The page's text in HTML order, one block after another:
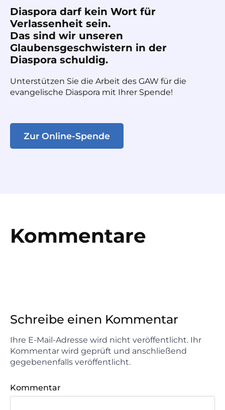
Diaspora darf kein Wort für
Verlassenheit sein.
Das sind wir unseren
Glaubensgeschwistern in der
Diaspora schuldig.
Unterstützen Sie die Arbeit des GAW für die
evangelische Diaspora mit Ihrer Spende!
Zur Online-Spende
Kommentare
Schreibe einen Kommentar
Ihre E-Mail-Adresse wird nicht veröffentlicht. Ihr
Kommentar wird geprüft und anschließend
gegebenenfalls veröffentlicht.
Kommentar